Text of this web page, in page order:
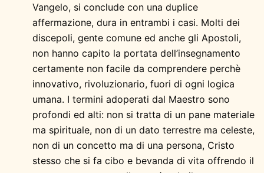
Vangelo, si conclude con una duplice
affermazione, dura in entrambi i casi. Molti dei
discepoli, gente comune ed anche gli Apostoli,
non hanno capito la portata dell’insegnamento
certamente non facile da comprendere perchè
innovativo, rivoluzionario, fuori di ogni logica
umana. I termini adoperati dal Maestro sono
profondi ed alti: non si tratta di un pane materiale
ma spirituale, non di un dato terrestre ma celeste,
non di un concetto ma di una persona, Cristo
stesso che si fa cibo e bevanda di vita offrendo il